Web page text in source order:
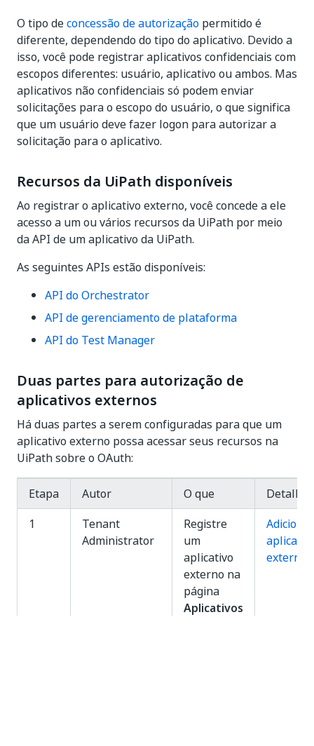
O tipo deconcessão de autorização permitido é
diferente, dependendo do tipo do aplicativo. Devido a
isso, você pode registrar aplicativos confidenciais com
escopos diferentes: usuário, aplicativo ou ambos. Mas
aplicativos não confidenciais só podem enviar
solicitações para o escopo do usuário, o que significa
que um usuário deve fazer logon para autorizar a
solicitação para o aplicativo.
Recursos da UiPath disponíveis
Ao registrar o aplicativo externo, você concede a ele
acesso a um ou vários recursos da UiPath por meio
da API de um aplicativo da UiPath.
As seguintes APIs estão disponíveis:
API do Orchestrator
API de gerenciamento de plataforma
API do Test Manager
Duas partes para autorização de
aplicativos externos
Há duas partes a serem configuradas para que um
aplicativo externo possa acessar seus recursos na
UiPath sobre o OAuth:
Etapa Autor O que
Detalhes
1
Tenant
Administrator
Registre
um
aplicativo
externo na
página
Aplicativos
Adicionar
externos